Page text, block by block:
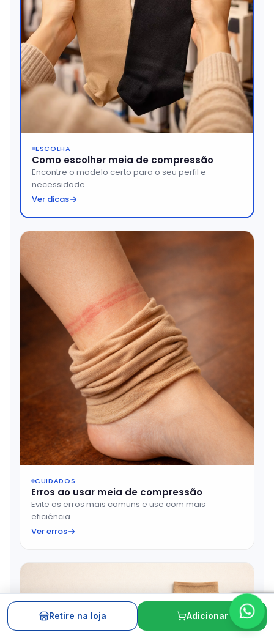
ESCOLHA
Como escolher meia de compressão
Encontre o modelo certo para o seu perfil e
necessidade.
Ver dicas
CUIDADOS
Erros ao usar meia de compressão
Evite os erros mais comuns e use com mais
eficiência.
Ver erros
Retire na loja Adicionar